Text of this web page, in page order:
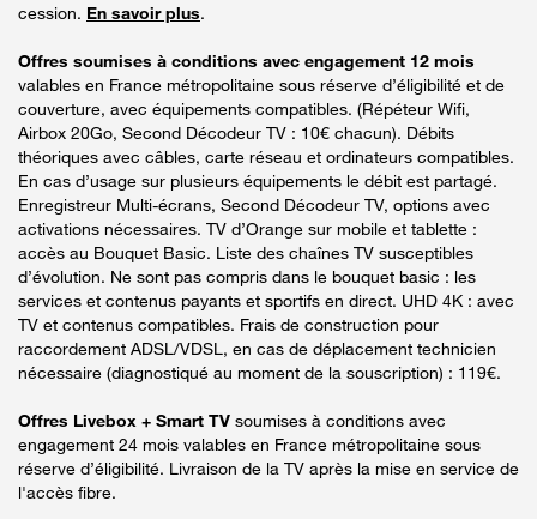
cession. En savoir plus.
Offres soumises à conditions avec engagement 12 mois
valables en France métropolitaine sous réserve d’éligibilité et de
couverture, avec équipements compatibles. (Répéteur Wifi,
Airbox 20Go, Second Décodeur TV : 10€ chacun). Débits
théoriques avec câbles, carte réseau et ordinateurs compatibles.
En cas d’usage sur plusieurs équipements le débit est partagé.
Enregistreur Multi-écrans, Second Décodeur TV, options avec
activations nécessaires. TV d’Orange sur mobile et tablette :
accès au Bouquet Basic. Liste des chaînes TV susceptibles
d’évolution. Ne sont pas compris dans le bouquet basic : les
services et contenus payants et sportifs en direct. UHD 4K : avec
TV et contenus compatibles. Frais de construction pour
raccordement ADSL/VDSL, en cas de déplacement technicien
nécessaire (diagnostiqué au moment de la souscription) : 119€.
Offres Livebox + Smart TV soumises à conditions avec
engagement 24 mois valables en France métropolitaine sous
réserve d’éligibilité. Livraison de la TV après la mise en service de
l'accès fibre.